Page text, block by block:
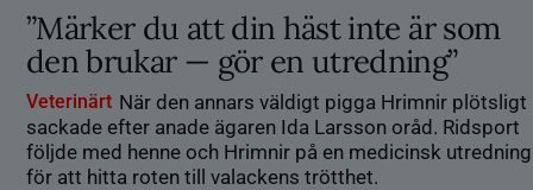
”Märker du att din häst inte är som
den brukar — gör en utredning”
Veterinärt När den annars väldigt pigga Hrimnir plötsligt
sackade efter anade ägaren Ida Larsson oråd. Ridsport
följde med henne och Hrimnir på en medicinsk utredning
för att hitta roten till valackens trötthet.